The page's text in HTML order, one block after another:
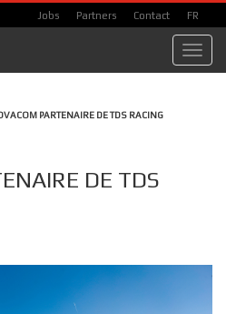
Jobs Partners Contact FR
PARTENAIRE DE TDS RACING
DE TDS